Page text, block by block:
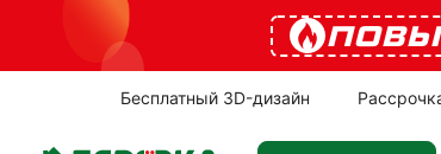
Бесплатный 3D-дизайн